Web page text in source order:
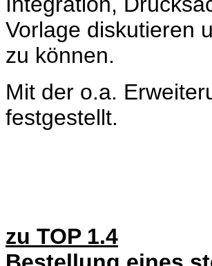
Vorlage diskutieren
zu können.
Mit der o.a.
festgestellt.
zu TOP 1.4